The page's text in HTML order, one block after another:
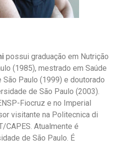
possui graduação em Nutrição
(1985), mestrado em Saúde
Paulo (1999) e doutorado
de São Paulo (2003).
Fiocruz e no Imperial
visitante na Politecnica di
CAPES. Atualmente é
de São Paulo. É